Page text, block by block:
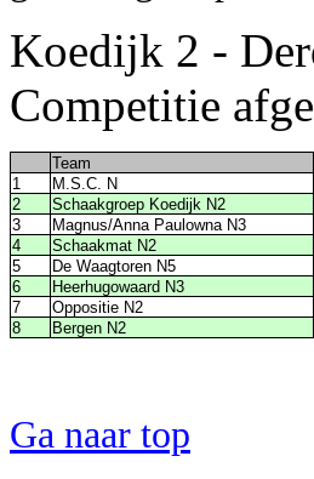
Koedijk 2 -
Competitie
Team
1
M.S.C. N
2
Schaakgroep Koedijk N2
3
Magnus/Anna Paulowna N3
4
Schaakmat N2
5
De Waagtoren N5
6
Heerhugowaard N3
7
Oppositie N2
8
Bergen N2
Ga naar top